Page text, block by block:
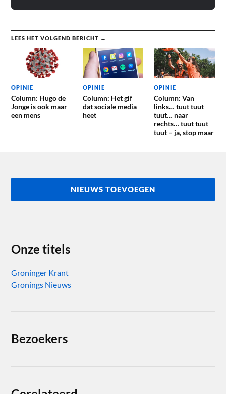
LEES HET VOLGEND BERICHT →
OPINIE
Column: Hugo de
Jonge is ook maar
een mens
OPINIE
Column: Het gif
dat sociale media
heet
OPINIE
Column: Van
links… tuut tuut
tuut… naar
rechts… tuut tuut
tuut – ja, stop maar
NIEUWS TOEVOEGEN
Onze titels
Groninger Krant
Gronings Nieuws
Bezoekers